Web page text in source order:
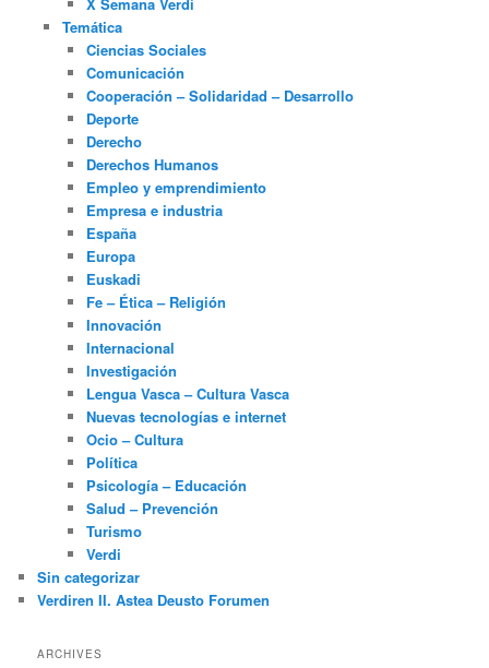
Temática
Ciencias Sociales
Comunicación
Cooperación – Solidaridad – Desarrollo
Deporte
Derecho
Derechos Humanos
Empleo y emprendimiento
Empresa e industria
España
Europa
Euskadi
Fe – Ética – Religión
Innovación
Internacional
Investigación
Lengua Vasca – Cultura Vasca
Nuevas tecnologías e internet
Ocio – Cultura
Política
Psicología – Educación
Salud – Prevención
Turismo
Verdi
Sin categorizar
Verdiren II. Astea Deusto Forumen
ARCHIVES